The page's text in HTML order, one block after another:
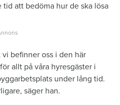
att bedöma hur de ska lösa
befinner oss i den här
allt på våra hyresgäster i
under lång tid.
säger han.